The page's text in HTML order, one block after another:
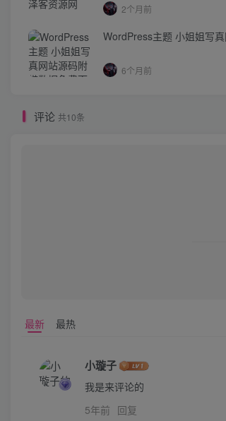
2个月前
WordPress主题 小姐姐写
6个月前
评论 共10条
最新 最热
小璇子
我是来评论的
5年前 回复